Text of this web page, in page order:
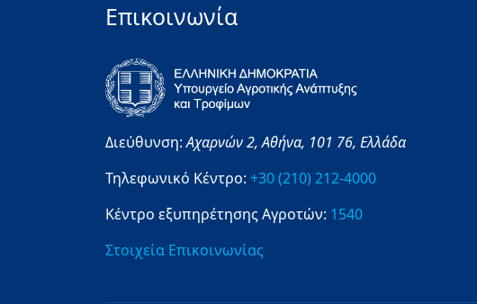
Επικοινωνία
Διεύθυνση:Αχαρνών 2,Αθήνα, 101 76, Ελλάδα
Τηλεφωνικό Κέντρο: +30 (210) 212-4000
Κέντρο εξυπηρέτησης Αγροτών: 1540
Στοιχεία Επικοινωνίας